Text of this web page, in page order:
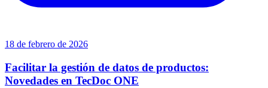
18 de febrero de 2026
Facilitar la gestión de datos de productos:
Novedades en TecDoc ONE